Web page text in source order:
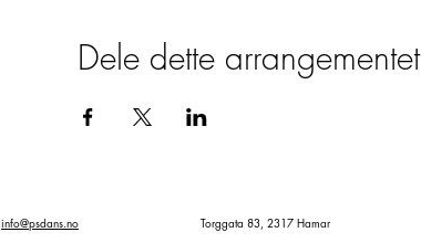
Dele dette arrangementet
info@psdans.no Torggata 83, 2317 Hamar